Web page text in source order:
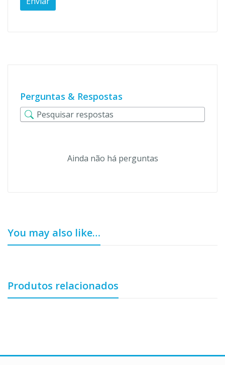
Perguntas & Respostas
Ainda não há perguntas
You may also like…
Produtos relacionados